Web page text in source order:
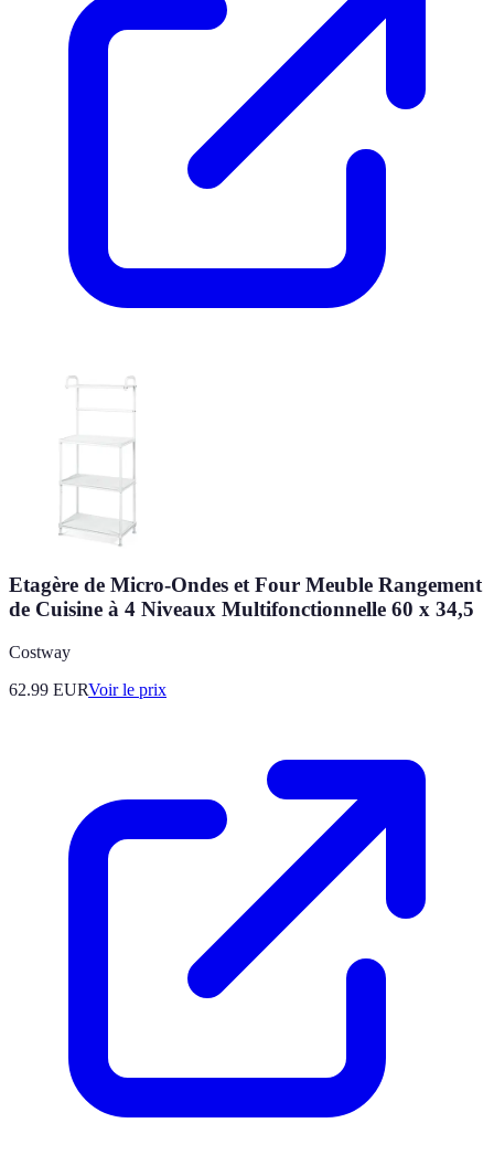
Etagère de Micro-Ondes et Four Meuble Rangement
de Cuisine à 4 Niveaux Multifonctionnelle 60 x 34,5
Costway
62.99 EURVoir le prix